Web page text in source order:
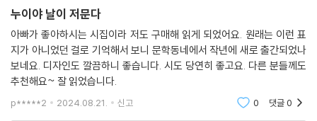
향지 시인이 2003년 천년의시작에서 출간한 네번째 시집 『내 눈앞의 전
선』을 20년 만에 문학동네포에지 71번으로 복간합니다. 1957년 『문학예
술』로 등단한 허만하 시인이 1999년 솔출판사에서 출간한 두번째 시집
『비는 수직으로 서서 죽는다』를 24년 만에 문학동네포에지 72번으로 복
간합니다. 1975년 『현대시학』으로 등단한 고정희 시인이 1983년 창작과
비평사에서 출간한 세번째 시집이자 장시집인 『초혼제』를 40년 만에 문
학동네포에지 73번으로 복간합니다. 1971년 『현대시학』으로 등단한 이
누이야 날이 저문다
아빠가 좋아하시는 시집이라 저도 구매해 읽게 되었어요. 원래는 이런 표
지가 아니었던 걸로 기억해서 보니 문학동네에서 작년에 새로 출간되었나
보네요. 디자인도 깔끔하니 좋습니다. 시도 당연히 좋고요. 다른 분들께도
추천해요~ 잘 읽었습니다.
p*****2 2024.08.21. 신고 0 댓글0